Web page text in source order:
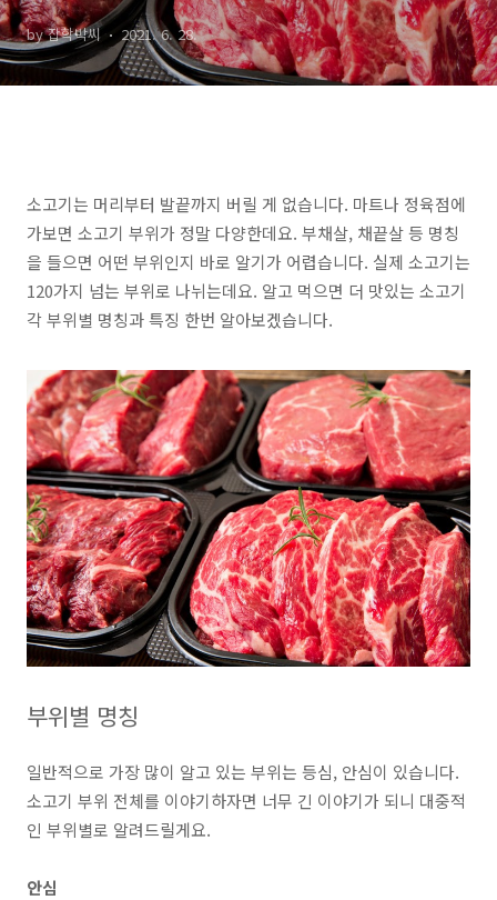
by 잡학박씨 2021. 6. 28.
소고기는 머리부터 발끝까지 버릴 게 없습니다. 마트나 정육점에
가보면 소고기 부위가 정말 다양한데요. 부채살, 채끝살 등 명칭
을 들으면 어떤 부위인지 바로 알기가 어렵습니다. 실제 소고기는
120가지 넘는 부위로 나뉘는데요. 알고 먹으면 더 맛있는 소고기
각 부위별 명칭과 특징 한번 알아보겠습니다.
부위별 명칭
일반적으로 가장 많이 알고 있는 부위는 등심, 안심이 있습니다.
소고기 부위 전체를 이야기하자면 너무 긴 이야기가 되니 대중적
인 부위별로 알려드릴게요.
안심